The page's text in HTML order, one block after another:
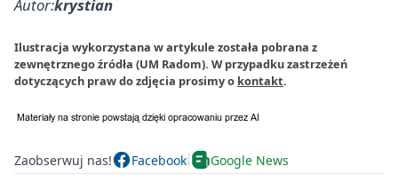
Autor:krystian
Ilustracja wykorzystana w artykule została pobrana z
zewnętrznego źródła (UM Radom). W przypadku zastrzeżeń
dotyczących praw do zdjęcia prosimy o kontakt.
Zaobserwuj nas! Facebook Google News